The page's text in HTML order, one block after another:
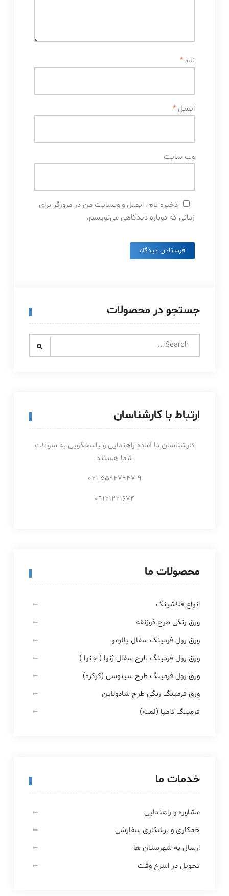
نام *
ایمیل *
وب‌ سایت
ذخیره نام، ایمیل و وبسایت من در مرورگر برای
زمانی که دوباره دیدگاهی می‌نویسم.
جستجو در محصولات
Search
ارتباط با کارشناسان
کارشناسان ما آماده راهنمایی و پاسخگویی به سوالات
شما هستند
021-55927947-9
09121221674
محصولات ما
انواع فلاشینگ
ورق رنگی طرح ذوزنقه
ورق رول فرمینگ سفال پالرمو
ورق رول فرمینگ طرح سفال ژنوا ( جنوا )
ورق رول فرمینگ طرح سینوسی (کرکره)
ورق فرمینگ رنگی طرح شادولاین
فرمینگ دامپا (لمبه)
خدمات ما
مشاوره و راهنمایی
خمکاری و برشکاری سفارشی
ارسال به شهرستان ها
تحویل در اسرع وقت